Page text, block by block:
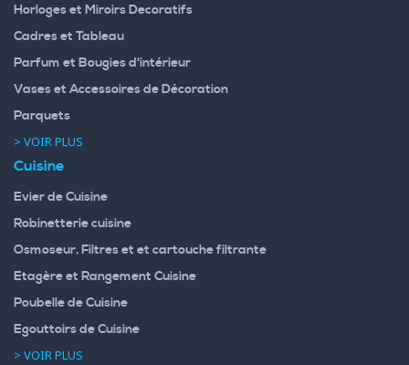
Horloges et Miroirs Decoratifs
Cadres et Tableau
Parfum et Bougies d'intérieur
Vases et Accessoires de Décoration
Parquets
> VOIR PLUS
Cuisine
Evier de Cuisine
Robinetterie cuisine
Osmoseur, Filtres et et cartouche filtrante
Etagère et Rangement Cuisine
Poubelle de Cuisine
Egouttoirs de Cuisine
> VOIR PLUS